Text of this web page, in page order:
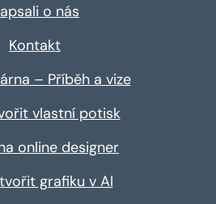
o nás
Kontakt
– Příběh a vize
vlastní potisk
online designer
grafiku v AI